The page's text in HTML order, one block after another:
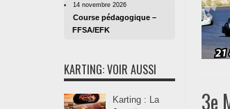
3e
14 novembre 2026
Course pédagogique –
FFSA/EFK
KARTING: VOIR AUSSI
Karting : La